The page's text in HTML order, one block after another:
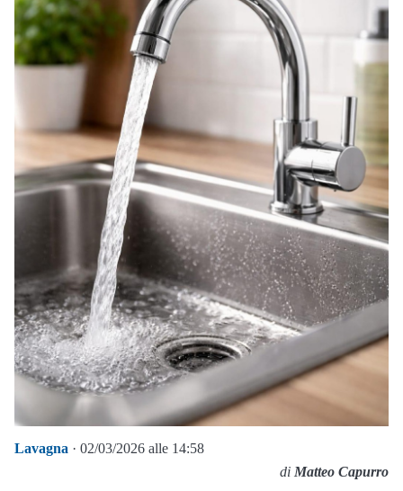
Lavagna · 02/03/2026 alle 14:58
di Matteo Capurro